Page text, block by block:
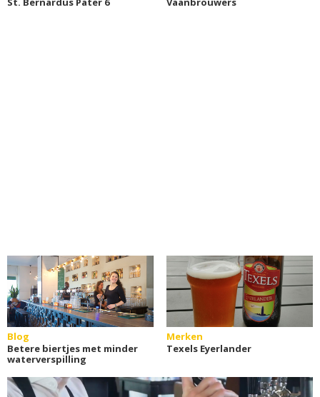
Blog
Betere biertjes met minder
waterverspilling
Merken
Texels Eyerlander